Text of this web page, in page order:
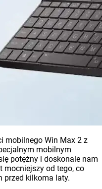
mobilnego Win Max 2 z
mobilnym
potężny i doskonale nam
mocniejszy od tego, co
przed kilkoma laty.